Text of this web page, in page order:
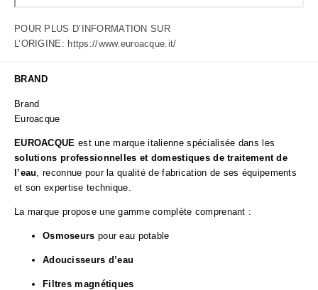
POUR PLUS D’INFORMATION SUR
L’ORIGINE: https://www.euroacque.it/
BRAND
Brand
Euroacque
EUROACQUE est une marque italienne spécialisée dans les
solutions professionnelles et domestiques de traitement de
l’eau, reconnue pour la qualité de fabrication de ses équipements
et son expertise technique.
La marque propose une gamme complète comprenant :
Osmoseurs pour eau potable
Adoucisseurs d’eau
Filtres magnétiques